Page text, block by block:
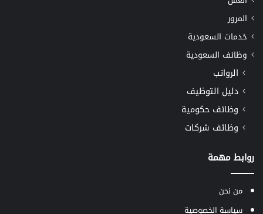
المرور
خدمات السعودية
وظائف السعودية
الرواتب
دليل التوظيف
وظائف حكومية
وظائف شركات
روابط مهمة
من نحن
سياسة الخصوصية